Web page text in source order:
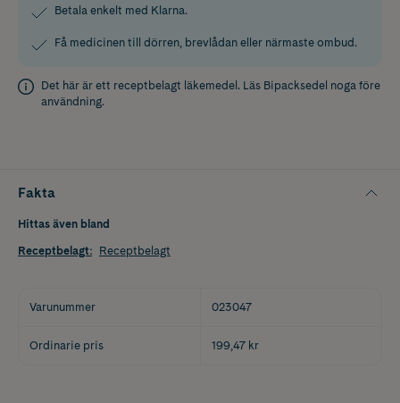
Betala enkelt med Klarna.
Få medicinen till dörren, brevlådan eller närmaste ombud.
Det här är ett receptbelagt läkemedel. Läs Bipacksedel noga före
användning.
Fakta
Hittas även bland
Receptbelagt: Receptbelagt
Varunummer 023047
Ordinarie pris 199,47 kr